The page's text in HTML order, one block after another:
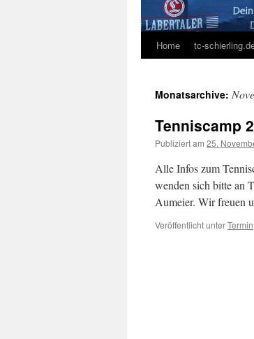
Springe
Inhalt
Home tc-
Monatsarchive:
Tenniscamp
Publiziert am 25.
Alle Infos zum
wenden sich bitte an
Aumeier. Wir freuen
Veröffentlicht unterTermin